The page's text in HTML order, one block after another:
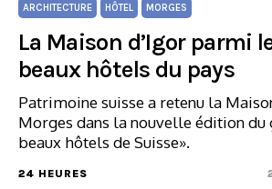
ARCHITECTURE HÔTEL MORGES
La Maison d’Igor parmi
beaux hôtels du pays
Patrimoine suisse a retenu la
Morges dans la nouvelle édition du
beaux hôtels de Suisse».
24 HEURES